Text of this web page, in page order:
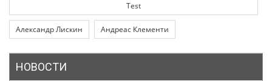
Test
Александр Лискин Андреас Клементи
НОВОСТИ